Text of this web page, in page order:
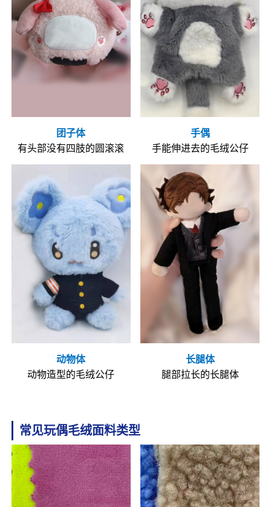
团子体
有头部没有四肢的圆滚滚
手偶
手能伸进去的毛绒公仔
动物体
动物造型的毛绒公仔
长腿体
腿部拉长的长腿体
常见玩偶毛绒面料类型